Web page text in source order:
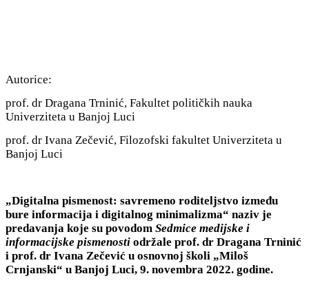
Autorice:
prof. dr Dragana Trninić, Fakultet političkih nauka
Univerziteta u Banjoj Luci
prof. dr Ivana Zečević, Filozofski fakultet Univerziteta u
Banjoj Luci
„Digitalna pismenost: savremeno roditeljstvo između
bure informacija i digitalnog minimalizma“ naziv je
predavanja koje su povodom Sedmice medijske i
informacijske pismenosti održale prof. dr Dragana Trninić
i prof. dr Ivana Zečević u osnovnoj školi „Miloš
Crnjanski“ u Banjoj Luci, 9. novembra 2022. godine.